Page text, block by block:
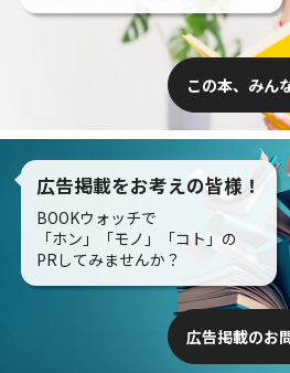
この本、みん
広告掲載をお考えの皆様！
BOOKウォッチで
「ホン」「モノ」「コト」の
PRしてみませんか？
広告掲載のお